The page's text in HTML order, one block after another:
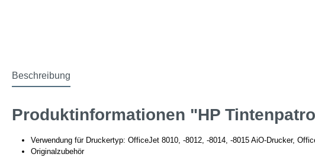
Beschreibung
Produktinformationen "HP
Verwendung für Druckertyp: OfficeJet 8010, -8012, -8014, -8015 AiO-Drucker,
Originalzubehör